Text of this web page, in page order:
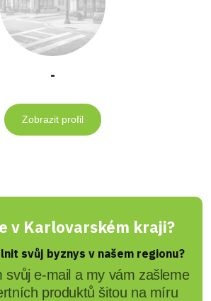
-
Zobrazit profil
v Karlovarském kraji?
svůj byznys v našem regionu?
svůj e-mail a my vám zašleme
produktů šitou na míru